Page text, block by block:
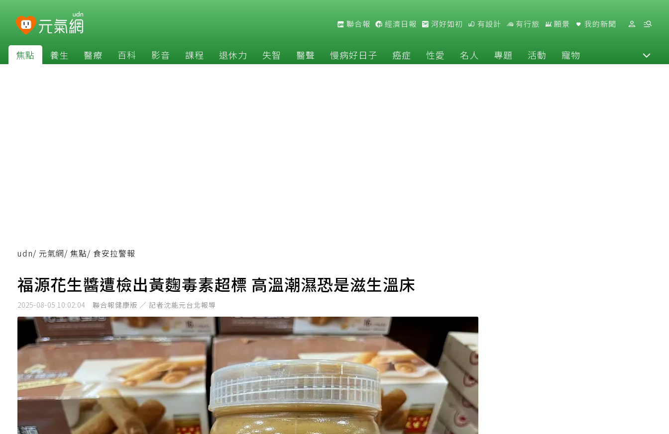
聯合報 經濟日報 河好如初 有設計 有行旅 願景 我的新聞
焦點 養生 醫療 百科 影音 課程 退休力 失智 醫聲 慢病好日子 癌症 性愛 名人 專題 活動 寵物
udn/ 元氣網/ 焦點/ 食安拉警報
福源花生醬遭檢出黃麴毒素超標 高溫潮濕恐是滋生溫床
2025-08-05 10:02:04 聯合報健康版 ／ 記者沈能元台北報導